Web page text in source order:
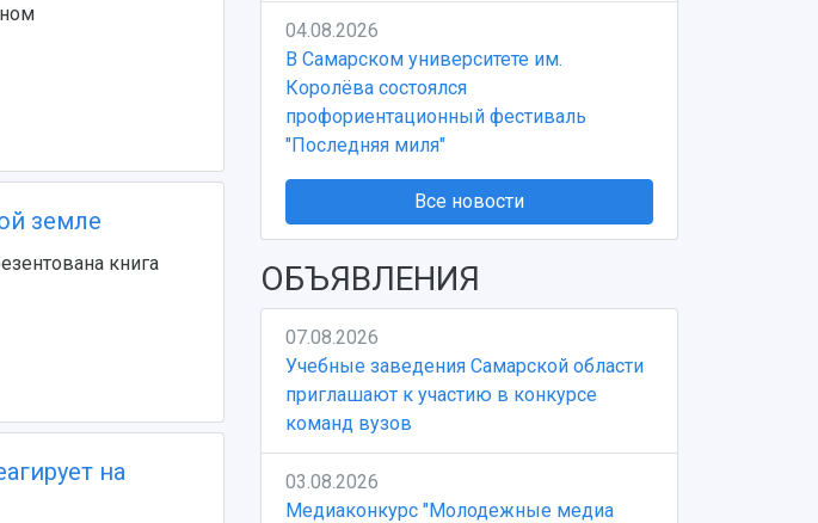
земле
книга
на
04.08.2026
В Самарском университете им.
Королёва состоялся
профориентационный фестиваль
"Последняя миля"
Все новости
ОБЪЯВЛЕНИЯ
07.08.2026
Учебные заведения Самарской области
приглашают к участию в конкурсе
команд вузов
03.08.2026
Медиаконкурс "Молодежные медиа